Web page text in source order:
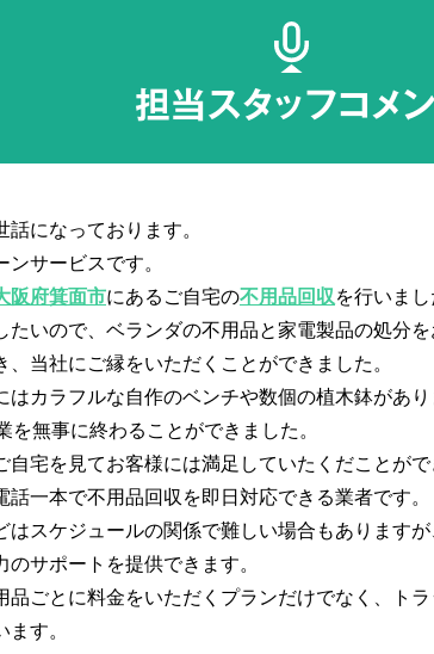
担当スタッフコメ
話になっております。
サービスです。
阪府箕面市にあるご自宅の不用品回収を行いまし
たいので、ベランダの不用品と家電製品の処分
、当社にご縁をいただくことができました。
はカラフルな自作のベンチや数個の植木鉢があ
を無事に終わることができました。
自宅を見てお客様には満足していたくだことがで
話一本で不用品回収を即日対応できる業者です。
はスケジュールの関係で難しい場合もあります
のサポートを提供できます。
品ごとに料金をいただくプランだけでなく、ト
す。